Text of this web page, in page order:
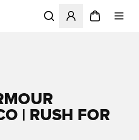
Åbner en Modal til at
| RUSH FOR